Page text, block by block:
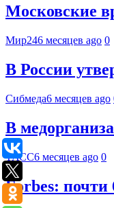
Московские
Мир246 месяцев ago 0
В России
Сибмеда6 месяцев ago
В
ТАСС6 месяцев ago 0
Forbes: почти